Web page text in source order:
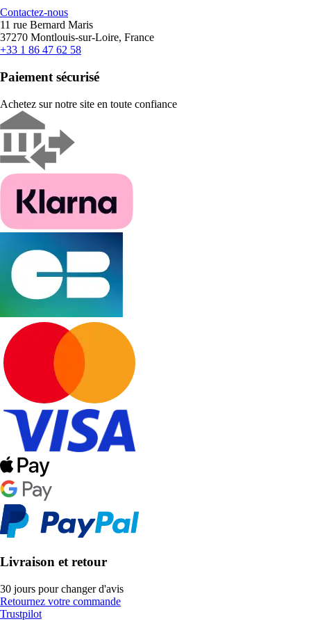
Contactez-nous
11 rue Bernard Maris
37270 Montlouis-sur-Loire, France
+33 1 86 47 62 58
Paiement sécurisé
Achetez sur notre site en toute confiance
Livraison et retour
30 jours pour changer d'avis
Retournez votre commande
Trustpilot